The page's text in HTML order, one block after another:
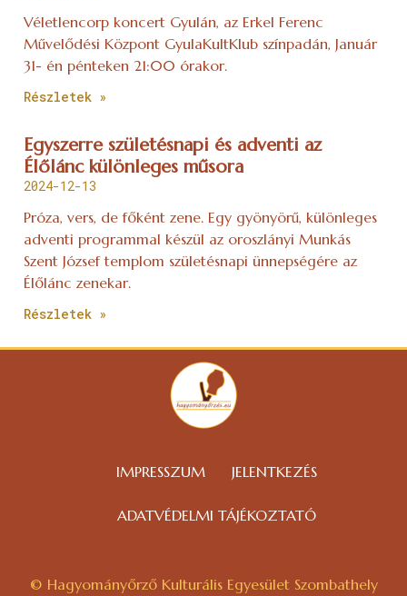
Véletlencorp koncert Gyulán, az Erkel Ferenc
Művelődési Központ GyulaKultKlub színpadán, Január
31- én pénteken 21:00 órakor.
Részletek »
Egyszerre születésnapi és adventi az
Élőlánc különleges műsora
2024-12-13
Próza, vers, de főként zene. Egy gyönyörű, különleges
adventi programmal készül az oroszlányi Munkás
Szent József templom születésnapi ünnepségére az
Élőlánc zenekar.
Részletek »
IMPRESSZUM JELENTKEZÉS
ADATVÉDELMI TÁJÉKOZTATÓ
© Hagyományőrző Kulturális Egyesület Szombathely